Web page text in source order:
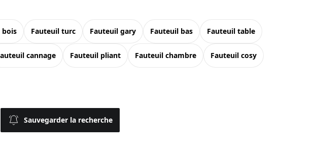
bois fauteuil turc fauteuil gary fauteuil bas fauteuil table
fauteuil cannage fauteuil pliant fauteuil chambre fauteuil cosy
Sauvegarder la recherche